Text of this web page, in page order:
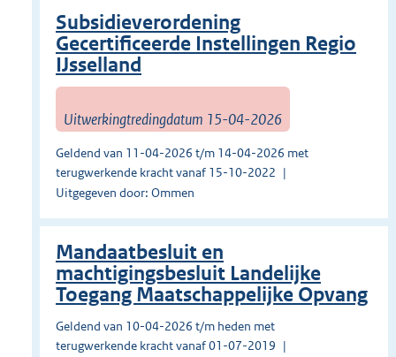
Subsidieverordening
Gecertificeerde Instellingen Regio
IJsselland
Uitwerkingtredingdatum 15-04-2026
Geldend van 11-04-2026 t/m 14-04-2026 met
terugwerkende kracht vanaf 15-10-2022
Uitgegeven door: Ommen
Mandaatbesluit en
machtigingsbesluit Landelijke
Toegang Maatschappelijke Opvang
Geldend van 10-04-2026 t/m heden met
terugwerkende kracht vanaf 01-07-2019